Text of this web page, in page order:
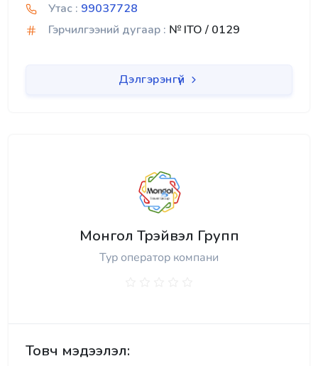
Утас : 99037728
Гэрчилгээний дугаар : № ITO / 0129
Дэлгэрэнгүй
Монгол Трэйвэл Групп
Тур оператор компани
Товч мэдээлэл: